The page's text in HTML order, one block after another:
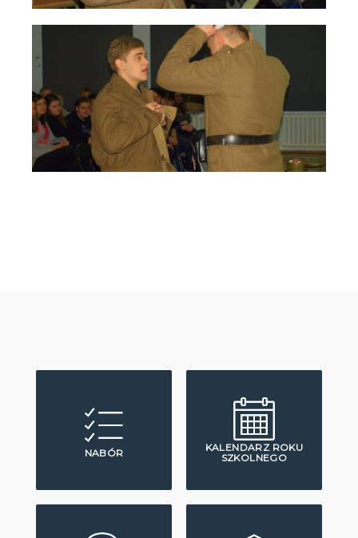
NABÓR
KALENDARZ ROKU
SZKOLNEGO